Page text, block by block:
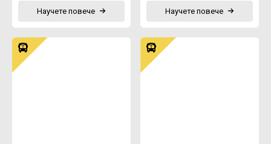
Научете повече Научете повече